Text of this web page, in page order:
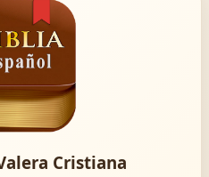
Cristiana